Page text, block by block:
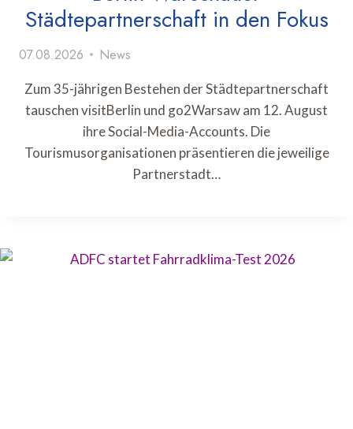
Städtepartnerschaft in den Fokus
07.08.2026 News
Zum 35-jährigen Bestehen der Städtepartnerschaft
tauschen visitBerlin und go2Warsaw am 12. August
ihre Social-Media-Accounts. Die
Tourismusorganisationen präsentieren die jeweilige
Partnerstadt…